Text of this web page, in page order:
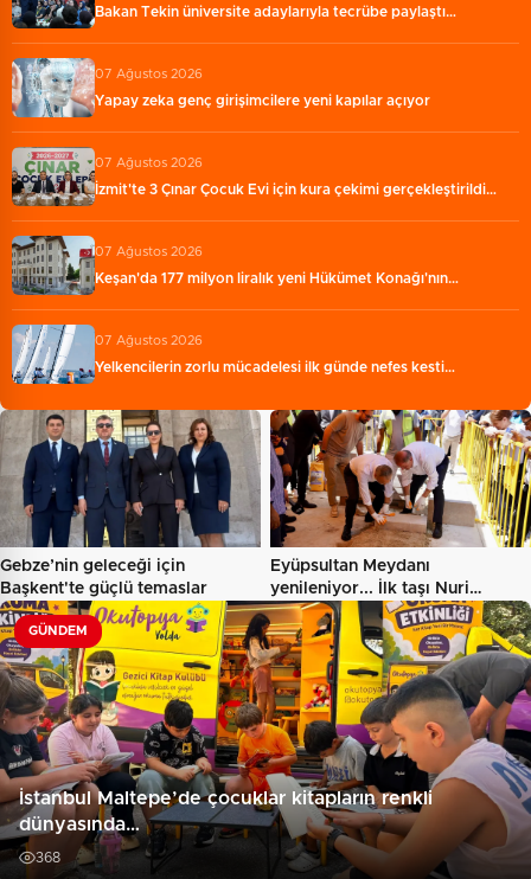
Bakan Tekin üniversite adaylarıyla tecrübe paylaştı…
07 Ağustos 2026
Yapay zeka genç girişimcilere yeni kapılar açıyor
07 Ağustos 2026
İzmit'te 3 Çınar Çocuk Evi için kura çekimi gerçekleştirildi…
07 Ağustos 2026
Keşan'da 177 milyon liralık yeni Hükümet Konağı'nın…
07 Ağustos 2026
Yelkencilerin zorlu mücadelesi ilk günde nefes kesti…
Gebze’nin geleceği için
Başkent'te güçlü temaslar
Eyüpsultan Meydanı
yenileniyor... İlk taşı Nuri
Aslan…
GÜNDEM
İstanbul Maltepe’de çocuklar kitapların renkli
dünyasında…
368